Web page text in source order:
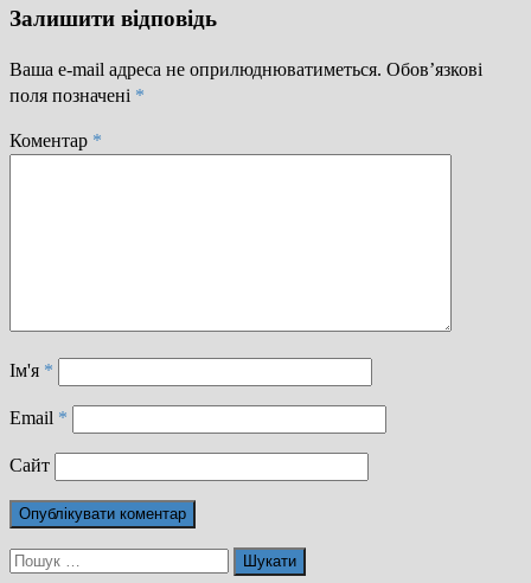
Залишити відповідь
Ваша e-mail адреса не оприлюднюватиметься. Обов’язкові
поля позначені *
Коментар *
Ім'я *
Email *
Сайт
Пошук: